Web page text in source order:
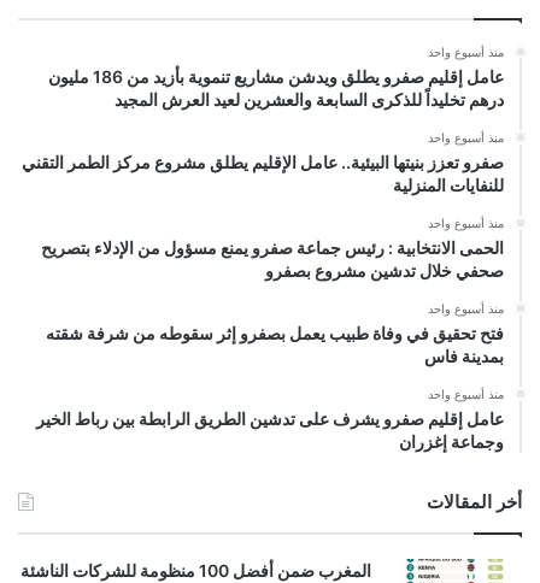
منذ أسبوع واحد
عامل إقليم صفرو يطلق ويدشن مشاريع تنموية بأزيد من 186 مليون
درهم تخليداً للذكرى السابعة والعشرين لعيد العرش المجيد
منذ أسبوع واحد
صفرو تعزز بنيتها البيئية.. عامل الإقليم يطلق مشروع مركز الطمر التقني
للنفايات المنزلية
منذ أسبوع واحد
الحمى الانتخابية : رئيس جماعة صفرو يمنع مسؤول من الإدلاء بتصريح
صحفي خلال تدشين مشروع بصفرو
منذ أسبوع واحد
فتح تحقيق في وفاة طبيب يعمل بصفرو إثر سقوطه من شرفة شقته
بمدينة فاس
منذ أسبوع واحد
عامل إقليم صفرو يشرف على تدشين الطريق الرابطة بين رباط الخير
وجماعة إغزران
أخر المقالات
المغرب ضمن أفضل 100 منظومة للشركات الناشئة